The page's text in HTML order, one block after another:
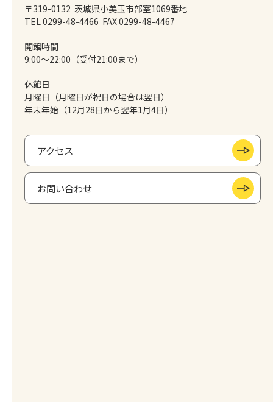
〒319-0132 茨城県小美玉市部室1069番地
TEL 0299-48-4466 FAX 0299-48-4467
開館時間
9:00～22:00（受付21:00まで）
休館日
月曜日（月曜日が祝日の場合は翌日）
年末年始（12月28日から翌年1月4日）
アクセス
お問い合わせ